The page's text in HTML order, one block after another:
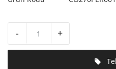
- +